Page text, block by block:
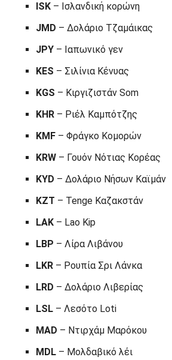
ISK – Ισλανδική κορώνη
JMD – Δολάριο Τζαμάικας
JPY – Ιαπωνικό γεν
KES – Σιλίνια Κένυας
KGS – Κιργιζιστάν Som
KHR – Ριέλ Καμπότζης
KMF – Φράγκο Κομορών
KRW – Γουόν Νότιας Κορέας
KYD – Δολάριο Νήσων Καϊμάν
KZT – Tenge Καζακστάν
LAK – Lao Kip
LBP – Λίρα Λιβάνου
LKR – Ρουπία Σρι Λάνκα
LRD – Δολάριο Λιβερίας
LSL – Λεσότο Loti
MAD – Ντιρχάμ Μαρόκου
MDL – Μολδαβικό λέι